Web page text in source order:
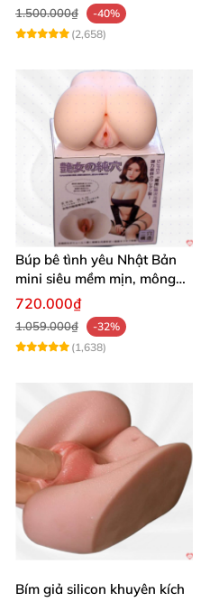
1.500.000₫
-40%
(2,658)
Búp bê tình yêu Nhật Bản
mini siêu mềm mịn, mông
tròn quyến rũ
720.000₫
1.059.000₫
-32%
(1,638)
Bím giả silicon khuyên kích